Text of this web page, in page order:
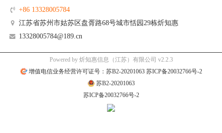
+86 13328005784
江苏省苏州市姑苏区盘胥路68号城市恬园29栋炘知惠
13328005784@189.cn
Powered by 炘知惠信息（江苏）有限公司 v2.2.3
增值电信业务经营许可证号：苏B2-20201063 苏ICP备20032766号-2
苏B2-20201063
苏ICP备20032766号-2